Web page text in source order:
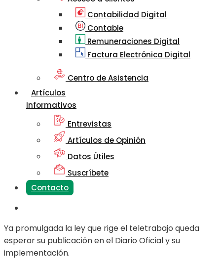
Contabilidad Digital
Contable
Remuneraciones Digital
Factura Electrónica Digital
Centro de Asistencia
Artículos
Informativos
Entrevistas
Artículos de Opinión
Datos Útiles
Suscríbete
Contacto
Ya promulgada la ley que rige el teletrabajo queda
esperar su publicación en el Diario Oficial y su
implementación.